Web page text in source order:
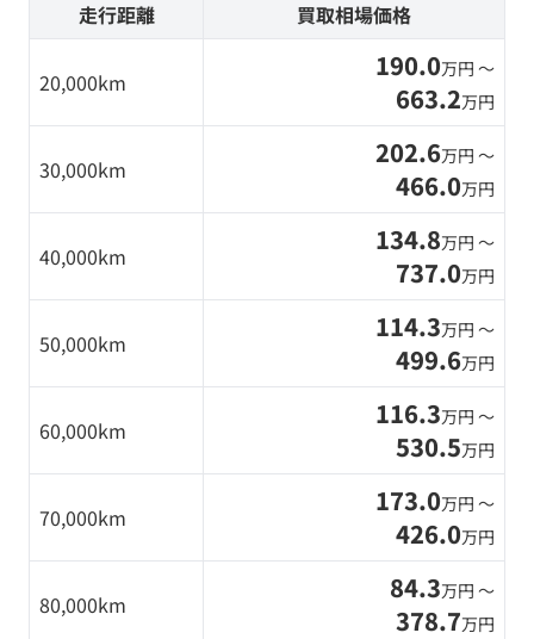
走行距離 買取相場価格
20,000km 190.0万円 〜
663.2万円
30,000km 202.6万円 〜
466.0万円
40,000km 134.8万円 〜
737.0万円
50,000km 114.3万円 〜
499.6万円
60,000km 116.3万円 〜
530.5万円
70,000km 173.0万円 〜
426.0万円
80,000km 84.3万円 〜
378.7万円